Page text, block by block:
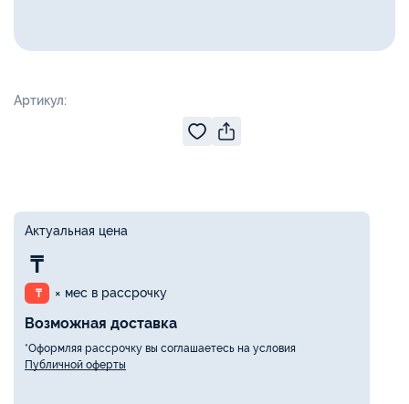
Артикул:
Актуальная цена
₸
₸ × мес в рассрочку
Возможная доставка
*Оформляя рассрочку вы соглашаетесь на условия
Публичной оферты